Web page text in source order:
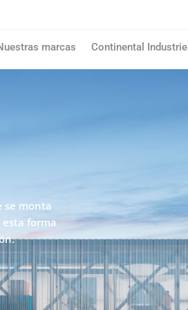
marcas Continental Industrie
se monta
forma